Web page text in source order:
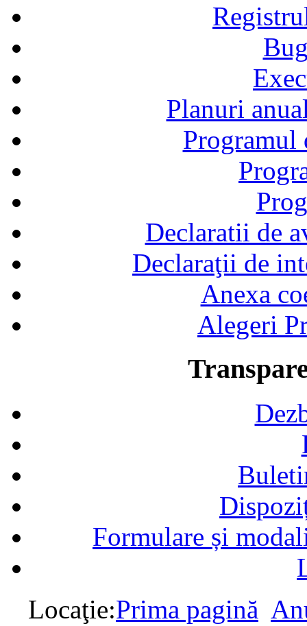
Planuri
Declaratii de
Declaraţii de
Anexa
Alegeri
Formulare și
Locaţie:Prima pagină